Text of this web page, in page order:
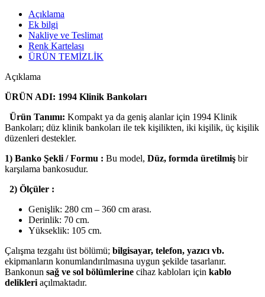
Açıklama
Ek bilgi
Nakliye ve Teslimat
Renk Kartelası
ÜRÜN TEMİZLİK
Açıklama
ÜRÜN ADI: 1994 Klinik Bankoları
Ürün Tanımı: Kompakt ya da geniş alanlar için 1994 Klinik
Bankoları; düz klinik bankoları ile tek kişilikten, iki kişilik, üç kişilik
düzenleri destekler.
1) Banko Şekli / Formu : Bu model, Düz, formda üretilmiş bir
karşılama bankosudur.
2) Ölçüler :
Genişlik: 280 cm – 360 cm arası.
Derinlik: 70 cm.
Yükseklik: 105 cm.
Çalışma tezgahı üst bölümü; bilgisayar, telefon, yazıcı vb.
ekipmanların konumlandırılmasına uygun şekilde tasarlanır.
Bankonun sağ ve sol bölümlerine cihaz kabloları için kablo
delikleri açılmaktadır.